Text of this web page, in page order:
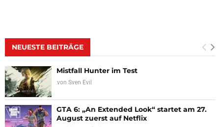
NEUESTE BEITRÄGE
Mistfall Hunter im Test
von Sven Evil
GTA 6: „An Extended Look“ startet am 27.
August zuerst auf Netflix